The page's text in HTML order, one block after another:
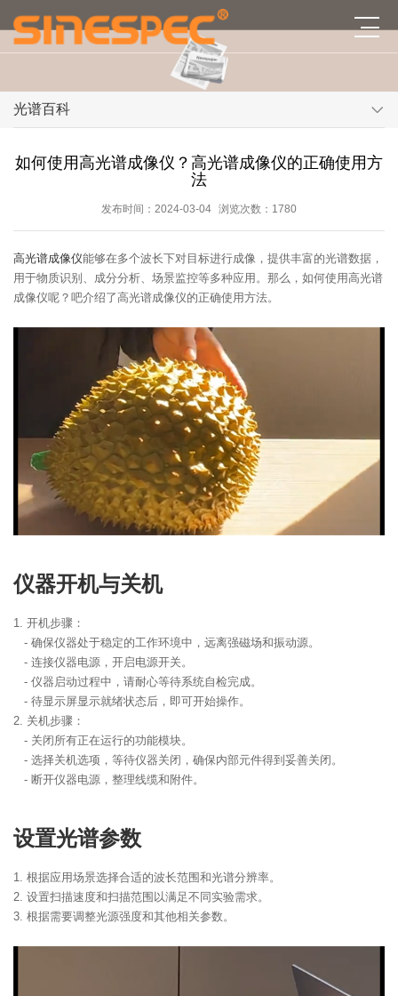
光谱百科
如何使用高光谱成像仪？高光谱成像仪的正确使用方
法
发布时间：2024-03-04 浏览次数：1780
高光谱成像仪能够在多个波长下对目标进行成像，提供丰富的光谱数据，
用于物质识别、成分分析、场景监控等多种应用。那么，如何使用高光谱
成像仪呢？吧介绍了高光谱成像仪的正确使用方法。
仪器开机与关机
1. 开机步骤：
- 确保仪器处于稳定的工作环境中，远离强磁场和振动源。
- 连接仪器电源，开启电源开关。
- 仪器启动过程中，请耐心等待系统自检完成。
- 待显示屏显示就绪状态后，即可开始操作。
2. 关机步骤：
- 关闭所有正在运行的功能模块。
- 选择关机选项，等待仪器关闭，确保内部元件得到妥善关闭。
- 断开仪器电源，整理线缆和附件。
设置光谱参数
1. 根据应用场景选择合适的波长范围和光谱分辨率。
2. 设置扫描速度和扫描范围以满足不同实验需求。
3. 根据需要调整光源强度和其他相关参数。